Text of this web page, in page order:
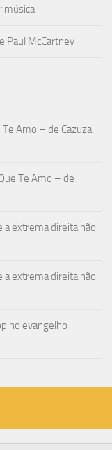
música
Paul McCartney
Amo – de Cazuza,
Te Amo – de
a extrema direita não
a extrema direita não
no evangelho